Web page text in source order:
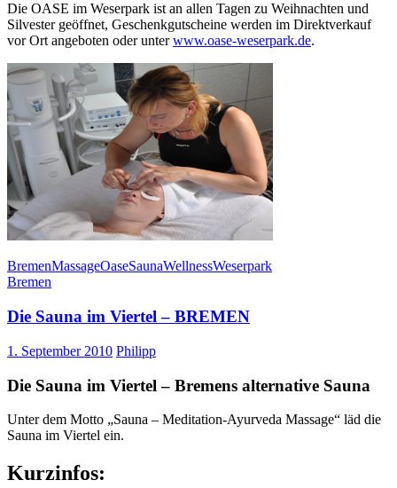
Die OASE im Weserpark ist an allen Tagen zu Weihnachten und
Silvester geöffnet, Geschenkgutscheine werden im Direktverkauf
vor Ort angeboten oder unterwww.oase-weserpark.de.
BremenMassageOaseSaunaWellnessWeserpark
Bremen
Die Sauna im Viertel – BREMEN
1. September 2010 Philipp
Die Sauna im Viertel – Bremens alternative Sauna
Unter dem Motto „Sauna – Meditation-Ayurveda Massage“ läd die
Sauna im Viertel ein.
Kurzinfos: